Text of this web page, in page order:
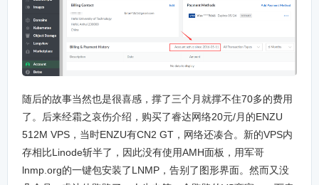
随后的故事当然也是很喜感，撑了三个月就撑不住70多的费用
了。后来经霜之哀伤介绍，购买了睿达网络20元/月的ENZU
512M VPS，当时ENZU有CN2 GT，网络还凑合。新的VPS内
存相比Linode斩半了，因此没有使用AMH面板，用军哥
lnmp.org的一键包安装了LNMP，告别了图形界面。然而又没